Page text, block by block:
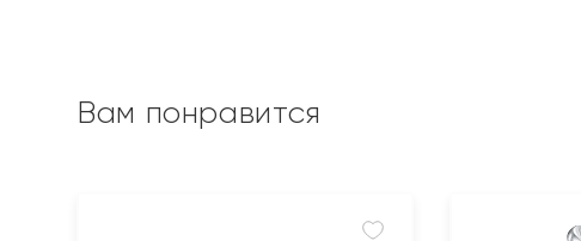
Вам понравится